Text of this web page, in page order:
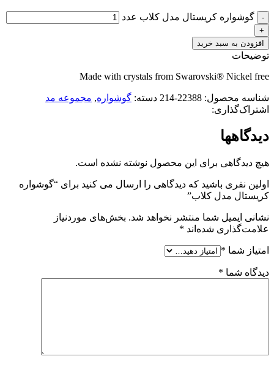
گوشواره کریستال مدل کلاب عدد
افزودن به سبد خرید
توضیحات
Made with crystals from Swarovski® Nickel free
شناسه محصول: 22388-214 دسته: گوشواره, مجموعه مد
اشتراک‌گذاری:
دیدگاهها
هیچ دیدگاهی برای این محصول نوشته نشده است.
اولین نفری باشید که دیدگاهی را ارسال می کنید برای “گوشواره
کریستال مدل کلاب”
نشانی ایمیل شما منتشر نخواهد شد. بخش‌های موردنیاز
علامت‌گذاری شده‌اند *
امتیاز شما *
دیدگاه شما *